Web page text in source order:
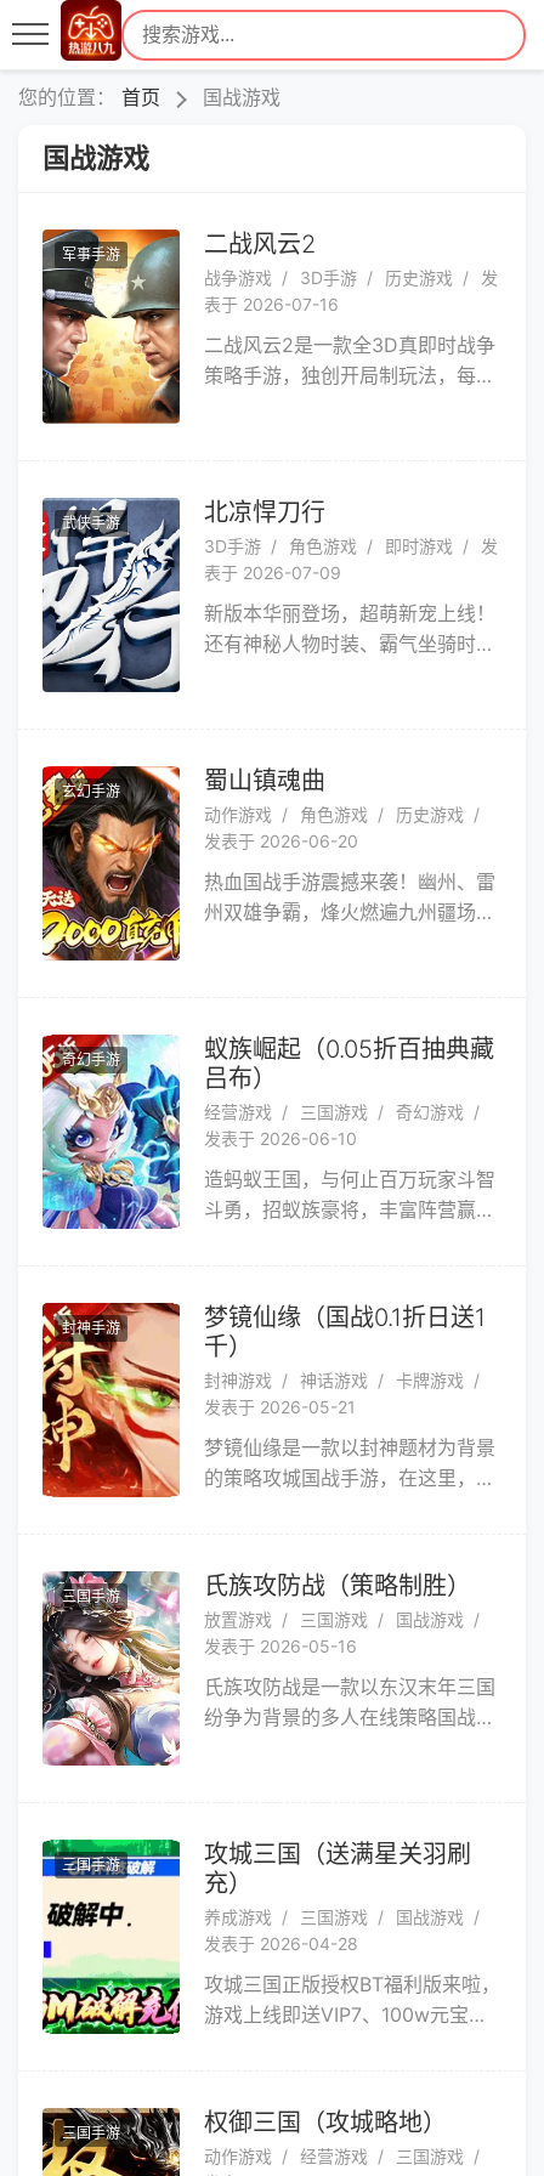
您的位置： 首页 国战游戏
国战游戏
军事手游 二战风云2
战争游戏 3D手游 历史游戏
发
表于 2026-07-16
二战风云2是一款全3D真即时战争
策略手游，独创开局制玩法，每场
元素，力求为玩家模拟一个真实的
合作与对战环境。将军，现在就请
加入《二战风云2》，随时开启您
的热血团战！
武侠手游 北凉悍刀行
3D手游 角色游戏 即时游戏
发
表于 2026-07-09
新版本华丽登场，超萌新宠上线！
还有神秘人物时装、霸气坐骑时装
面，万人同战，更有美女主播全程
解说伴游，语音频道实时指挥，兄
弟携手骑马战六国。自由交易、酷
炫翅膀、时尚披风、绚丽时装和酷
炫坐骑等系统，让你激情PK，畅爽
国战。 游戏特色 1、正版
多元趣味社交，全程语音 4、
飞剑临世，法宝系装备，高战必杀
技 5
玄幻手游 蜀山镇魂曲
动作游戏 角色游戏
历史游戏
发表于 2026-06-20
热血国战手游震撼来袭！幽州、雷
州双雄争霸，烽火燃遍九州疆场。
人同屏攻城、边境血战、军团对
决，夺王城、争九鼎、定江山，用
热血与谋略铸就不败传说，书写属
于你的帝王传奇！
奇幻手游
蚁族崛起（0.05折百抽典藏
吕布）
经营游戏 三国游戏
奇幻游戏
发表于 2026-06-10
造蚂蚁王国，与何止百万玩家斗智
斗勇，招蚁族豪将，丰富阵营赢下
妙算的三国英雄、智勇双全的凯
撒，还有数位出类拔萃的豪将，都
等待你招募入队，成为蚁族中坚！
通过资源囤积、城防修建、战力提
升，将一方蚁穴壮大成为兵「蚁」
强壮的王国城邦！与百万玩家结盟
或是为敌，抵御强敌进攻，联手攻
戏还采用技术前沿的引擎开发，呈
现高品质的画面。画面还原蚂蚁与
战争细节，玩家可以尽情感受微观
界中招兵征战。
封神手游
梦镜仙缘（国战0.1折日送1
千）
封神游戏 神话游戏
卡牌游戏
发表于 2026-05-21
梦镜仙缘是一款以封神题材为背景
的策略攻城国战手游，在这里，有
控专属自己的队伍拼搏厮杀，沉浸
式战斗演绎封神万象，极致策略布
局掌控战局乾坤。神魔乱舞之际，
挥师征伐四方，以谋定天下，以热
血铸荣光，属于你的封神史诗，自
此开启！
三国手游 氏族攻防战（策略制胜）
放置游戏 三国游戏
国战游戏
发表于 2026-05-16
氏族攻防战是一款以东汉末年三国
纷争为背景的多人在线策略国战游
策略，最终从诸多势力中脱颖而
出，实现统一天下的霸业宏图。
三国手游
攻城三国（送满星关羽刷
充）
养成游戏 三国游戏
国战游戏
发表于 2026-04-28
攻城三国正版授权BT福利版来啦，
游戏上线即送VIP7、100w元宝、
改器免费刷充，零氪也能充值元宝
升级VIP，还有战令活动免费激活
领取，更有资源破解免费获得铜
三国手游 权御三国（攻城略地）
动作游戏 经营游戏
三国游戏